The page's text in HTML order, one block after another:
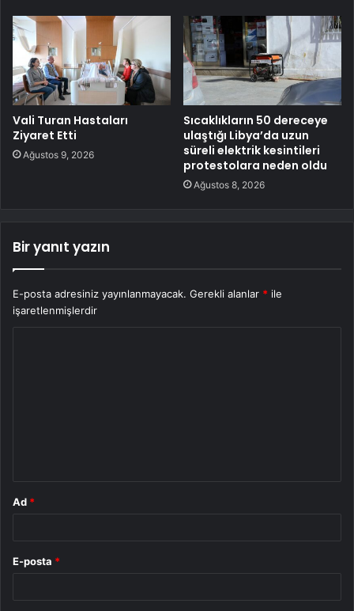
Vali Turan Hastaları
Ziyaret Etti
Ağustos 9, 2026
Sıcaklıkların 50 dereceye
ulaştığı Libya’da uzun
süreli elektrik kesintileri
protestolara neden oldu
Ağustos 8, 2026
Bir yanıt yazın
E-posta adresiniz yayınlanmayacak. Gerekli alanlar * ile
işaretlenmişlerdir
Ad *
E-posta *